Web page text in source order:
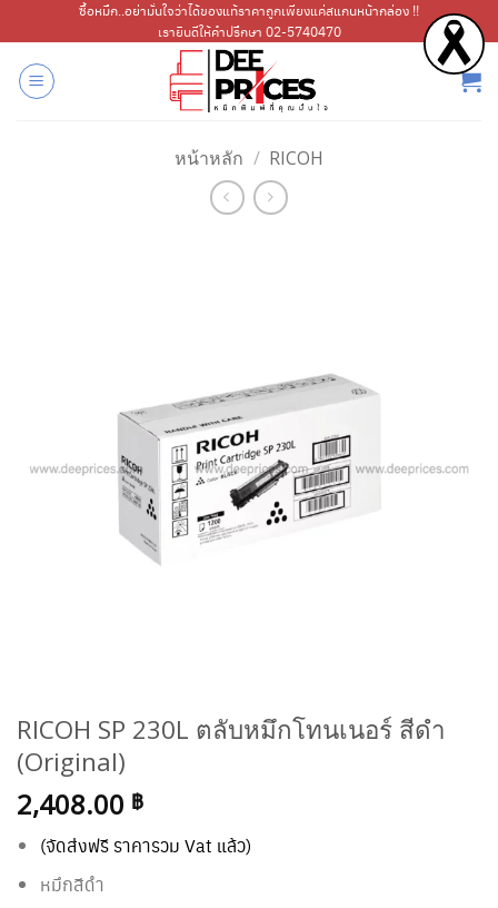
ไป
เนื้อหา
ซื้อหมึก..อย่ามั่นใจว่าได้ของแท้ราคาถูกเพียงแค่สแกนหน้ากล่อง !!
เรายินดีให้คำปรึกษา 02-5740470
หน้าหลัก / RICOH
RICOH SP 230L ตลับหมึกโทนเนอร์ สีดำ
(Original)
2,408.00 ฿
(จัดส่งฟรี ราคารวม Vat แล้ว)
หมึกสีดำ